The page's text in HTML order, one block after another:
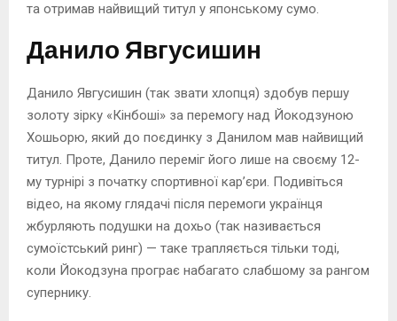
та отримав найвищий титул у японському сумо.
Данило Явгусишин
Данило Явгусишин (так звати хлопця) здобув першу
золоту зірку «Кінбоші» за перемогу над Йокодзуною
Хошьорю, який до поєдинку з Данилом мав найвищий
титул. Проте, Данило переміг його лише на своєму 12-
му турнірі з початку спортивної кар’єри. Подивіться
відео, на якому глядачі після перемоги українця
жбурляють подушки на дохьо (так називається
сумоїстський ринг) — таке трапляється тільки тоді,
коли Йокодзуна програє набагато слабшому за рангом
супернику.